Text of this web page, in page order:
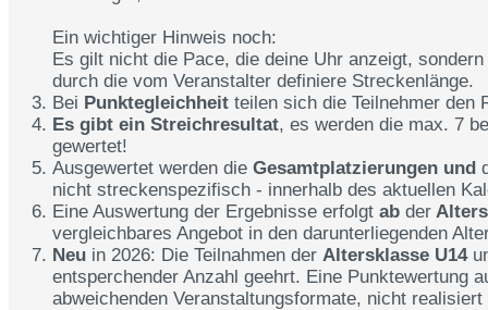
Ein wichtiger Hinweis noch:
Es gilt nicht die Pace, die deine Uhr anzeigt,
durch die vom Veranstalter definiere Streckenlänge.
Bei Punktegleichheit teilen sich die Teilnehmer den
Es gibt ein Streichresultat, es werden die max. 7
gewertet!
Ausgewertet werden die Gesamtplatzierungen und
nicht streckenspezifisch - innerhalb des aktuellen
Eine Auswertung der Ergebnisse erfolgt ab der
vergleichbares Angebot in den darunterliegenden
Neu in 2026: Die Teilnahmen der Altersklasse U14
entsperchender Anzahl geehrt. Eine Punktewertung
abweichenden Veranstaltungsformate, nicht realisiert